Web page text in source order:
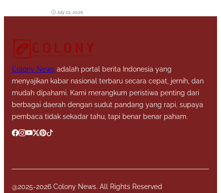
July 22, 2026
Colony News adalah portal berita Indonesia yang
menyajikan kabar nasional terbaru secara cepat, jernih, dan
mudah dipahami. Kami merangkum peristiwa penting dari
berbagai daerah dengan sudut pandang yang rapi, supaya
pembaca tidak sekadar tahu, tapi benar benar paham.
@2025-2026 Colony News. All Rights Reserved